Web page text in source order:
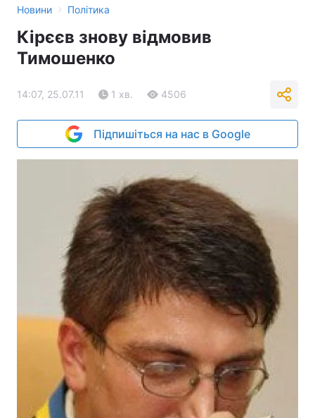
Новини › Політика
Кірєєв знову відмовив
Тимошенко
14:07, 25.07.11 1 хв. 4506
Підпишіться на нас в Google